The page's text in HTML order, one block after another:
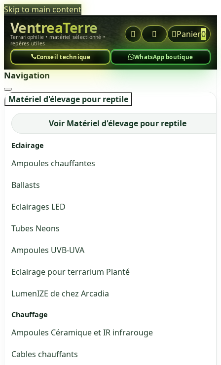
Skip to main content
VentreaTerre
Terrariophilie • matériel sélectionné •
repères utiles
  Panier0
Conseil technique WhatsApp boutique
Navigation
Matériel d'élevage pour reptile
Voir Matériel d'élevage pour reptile
Eclairage
Ampoules chauffantes
Ballasts
Eclairages LED
Tubes Neons
Ampoules UVB-UVA
Eclairage pour terrarium Planté
LumenIZE de chez Arcadia
Chauffage
Ampoules Céramique et IR infrarouge
Cables chauffants